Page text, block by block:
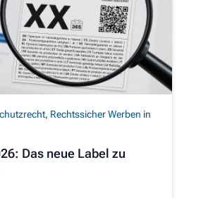
, Rechtssicher Werben in
Das neue Label zu